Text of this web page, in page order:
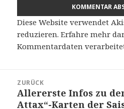
Diese Website verwendet
reduzieren.Erfahre mehr
Kommentardaten
ZURÜCK
Vorheriger
Beitrag:
Allererste Infos zu
Attax“-Karten der